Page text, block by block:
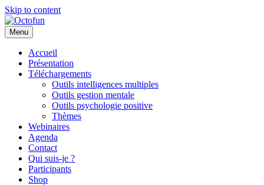
Skip to content
Menu
Accueil
Présentation
Téléchargements
Outils intelligences multiples
Outils gestion mentale
Outils psychologie positive
Thèmes
Webinaires
Agenda
Contact
Qui suis-je ?
Participants
Shop